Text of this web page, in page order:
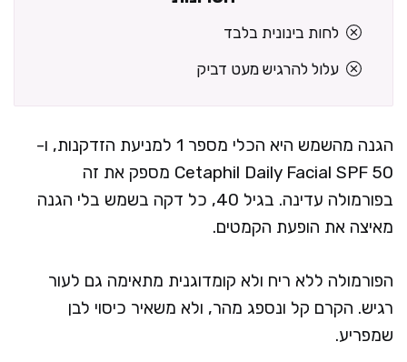
לחות בינונית בלבד
עלול להרגיש מעט דביק
הגנה מהשמש היא הכלי מספר 1 למניעת הזדקנות, ו-
Cetaphil Daily Facial SPF 50 מספק את זה
בפורמולה עדינה. בגיל 40, כל דקה בשמש בלי הגנה
מאיצה את הופעת הקמטים.
הפורמולה ללא ריח ולא קומדוגנית מתאימה גם לעור
רגיש. הקרם קל ונספג מהר, ולא משאיר כיסוי לבן
שמפריע.